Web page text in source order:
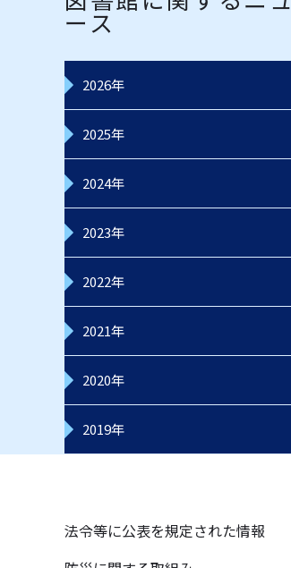
ース
2026年
2025年
2024年
2023年
2022年
2021年
2020年
2019年
法令等に公表を規定された情報